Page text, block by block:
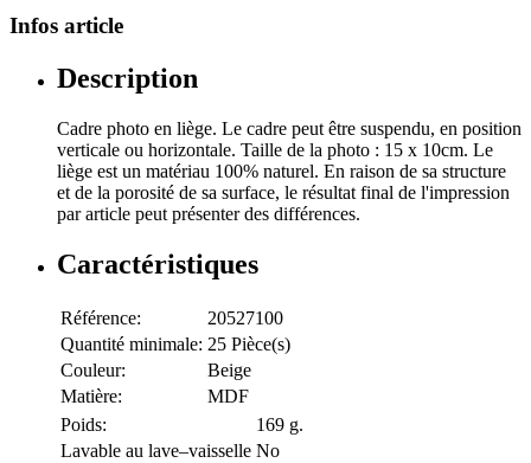
Infos article
Description
Cadre photo en liège. Le cadre peut être suspendu, en position
verticale ou horizontale. Taille de la photo : 15 x 10cm. Le
liège est un matériau 100% naturel. En raison de sa structure
et de la porosité de sa surface, le résultat final de l'impression
par article peut présenter des différences.
Caractéristiques
Référence:
20527100
Quantité minimale: 25 Pièce(s)
Couleur:
Beige
Matière:
MDF
Poids:
169 g.
Lavable au lave–vaisselle No